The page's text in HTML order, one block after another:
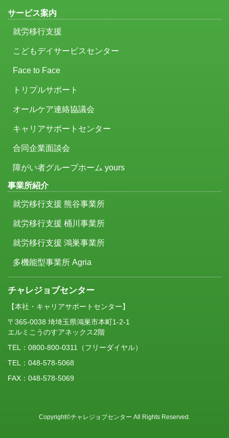
サービス案内
就労移行支援
こどもデイサービスセンター
Face to Face
トリプルサポート
オールケア連絡協議会
キャリアサポートセンター
合同企業面談会
障がい者グループホーム yours
事業所紹介
就労移行支援 熊谷事業所
就労移行支援 桶川事業所
就労移行支援 鴻巣事業所
多機能型事業所 Agria
チャレジョブセンター
【本社・キャリアサポートセンター】
〒365-0038 埼埼玉県鴻巣市本町1-2-1
エルミこうのすアネックス2階
TEL： 0800-800-0311
（フリーダイヤル）
TEL：048-578-5068
FAX：048-578-5069
Copyright©チャレジョブセンター All Rights Reserved.